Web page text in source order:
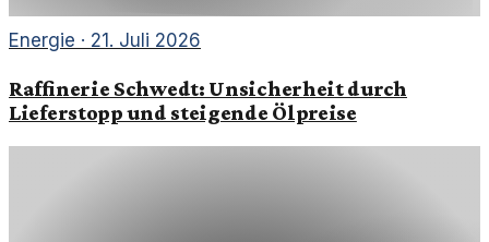
Energie · 21. Juli 2026
Raffinerie Schwedt: Unsicherheit durch
Lieferstopp und steigende Ölpreise